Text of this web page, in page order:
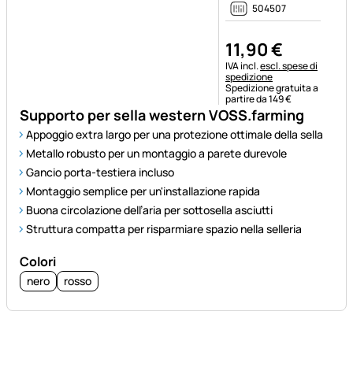
Supporto per sella western VOSS.farming
Appoggio extra largo per una protezione ottimale della sella
Metallo robusto per un montaggio a parete durevole
Gancio porta-testiera incluso
Montaggio semplice per un'installazione rapida
Buona circolazione dell’aria per sottosella asciutti
Struttura compatta per risparmiare spazio nella selleria
Colori
nero rosso
504507
11,90€
Informazioni fiscali:
IVA incl.escl. spese di
spedizione
Spedizione gratuita a
partire da 149 €